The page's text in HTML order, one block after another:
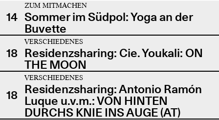
14
ZUM MITMACHEN
Sommer im Südpol: Yoga an der
Buvette
18
VERSCHIEDENES
Residenzsharing: Cie. Youkali: ON
THE MOON
18
VERSCHIEDENES
Residenzsharing: Antonio Ramón
Luque u.v.m.: VON HINTEN
DURCHS KNIE INS AUGE (AT)